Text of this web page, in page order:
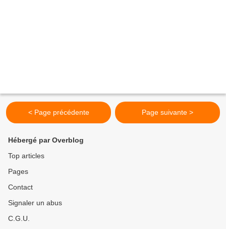
< Page précédente Page suivante >
Hébergé par Overblog
Top articles
Pages
Contact
Signaler un abus
C.G.U.